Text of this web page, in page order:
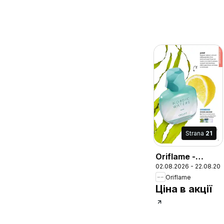
Strana 21
Oriflame -
Каталог 11
02.08.2026 - 22.08.2026
Oriflame
Ціна в акції